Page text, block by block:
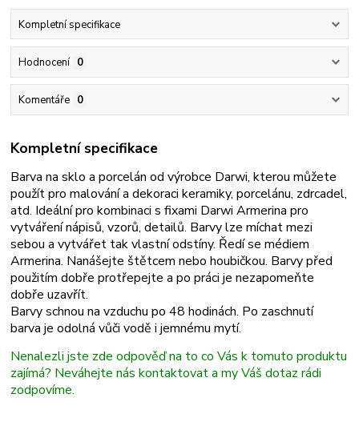
Kompletní specifikace
Hodnocení 0
Komentáře 0
Kompletní specifikace
Barva na sklo a porcelán od výrobce Darwi, kterou můžete
použít pro malování a dekoraci keramiky, porcelánu, zdrcadel,
atd. Ideální pro kombinaci s fixami Darwi Armerina pro
vytváření nápisů, vzorů, detailů. Barvy lze míchat mezi
sebou a vytvářet tak vlastní odstíny. Ředí se médiem
Armerina. Nanášejte štětcem nebo houbičkou. Barvy před
použitím dobře protřepejte a po práci je nezapomeňte
dobře uzavřít.
Barvy schnou na vzduchu po 48 hodinách. Po zaschnutí
barvaje odolná vůči vodě i jemnému mytí.
Nenalezli jste zde odpověď na to co Vás k tomuto produktu
zajímá? Neváhejte nás kontaktovat a my Váš dotaz rádi
zodpovíme.